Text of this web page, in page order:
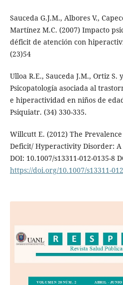
Sauceda G.J.M., Albores V.,
Martínez M.C. (2007) Impacto
déficit de atención con
(23)54
Ulloa R.E., Sauceda J.M., Ortiz S.
Psicopatología asociada al
e hiperactividad en niños de
Psiquiatr. (34) 330-335.
Willcutt E. (2012) The
Deficit/ Hyperactivity Disorder: A
DOI: 10.1007/s13311-012-0135-8
https://doi.org/10.1007/s13311-